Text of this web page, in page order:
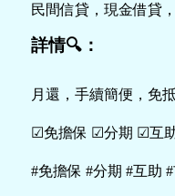
民間信貸，現金借貸
詳情🔍：
月還，手續簡便，免
☑免擔保 ☑分期 ☑互
#免擔保 #分期 #互助